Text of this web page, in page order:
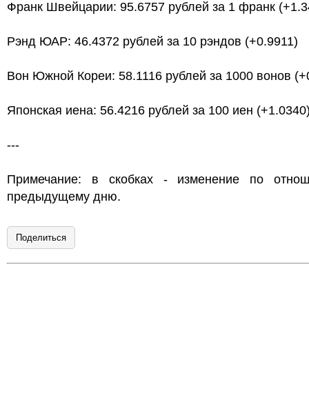
Франк Швейцарии: 95.6757 рублей за 1 франк
Рэнд ЮАР: 46.4372 рублей за 10 рэндов (+0.9911)
Вон Южной Кореи: 58.1116 рублей за 1000 вонов
Японская иена: 56.4216 рублей за 100 иен
---
Примечание: в скобках - изменение по
предыдущему дню.
Поделиться